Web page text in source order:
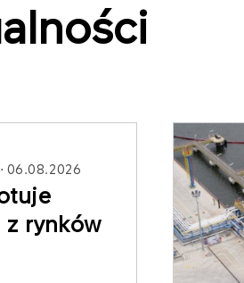
06.08.2026
z rynków